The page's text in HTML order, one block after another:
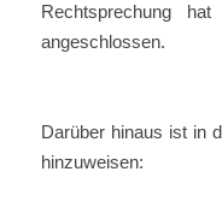
Rechtsprechung
angeschlossen.
Darüber hinaus ist in
hinzuweisen: